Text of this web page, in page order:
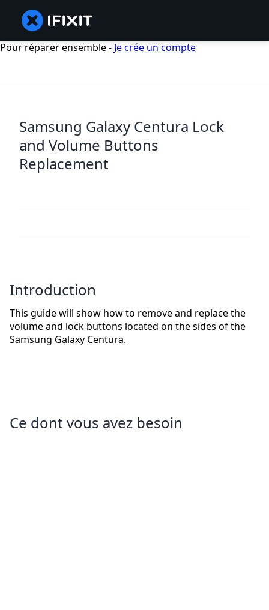
Pour réparer ensemble - Je crée un compte
Samsung Galaxy Centura Lock
and Volume Buttons
Replacement
Introduction
This guide will show how to remove and replace the
volume and lock buttons located on the sides of the
Samsung Galaxy Centura.
Ce dont vous avez besoin